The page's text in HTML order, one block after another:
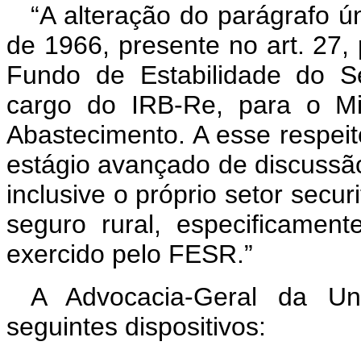
“A alteração do parágrafo
de 1966, presente no art.
Fundo de Estabilidade do
cargo do IRB-Re, para o
Abastecimento. A esse
estágio avançado de
inclusive o próprio setor
seguro rural,
exercido pelo FESR.”
A Advocacia-Geral da
seguintes dispositivos: